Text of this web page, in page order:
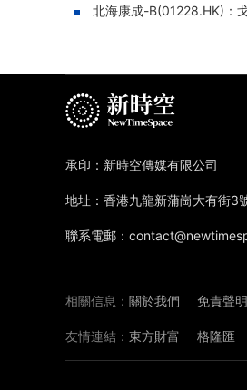
北海康成-B(01228.HK)：
相關信息： 關於我們 免責聲明
友情連結： 東方財富 格隆匯
承印：新時空傳媒有限公司
地址：香港九龍新蒲崗大有街3
聯系電郵：